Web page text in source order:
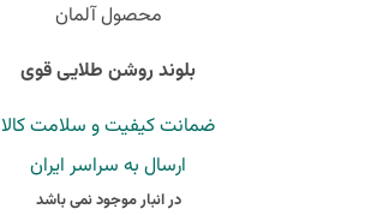
محصول آلمان
بلوند روشن طلایی قوی
ضمانت کیفیت و سلامت کالا
ارسال به سراسر ایران
در انبار موجود نمی باشد